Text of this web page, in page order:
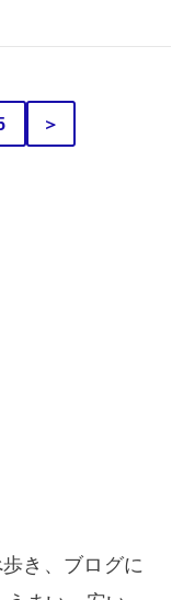
＞
き、ブログに